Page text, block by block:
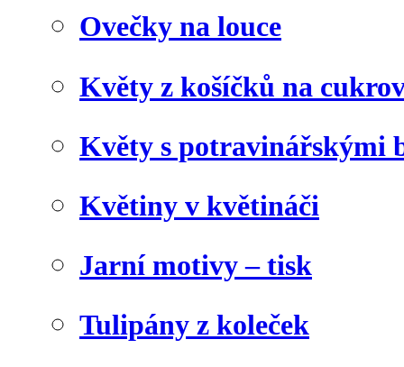
Ovečky na louce
Květy z košíčků na
Květy s potravinářskými
Květiny v květináči
Jarní motivy – tisk
Tulipány z koleček